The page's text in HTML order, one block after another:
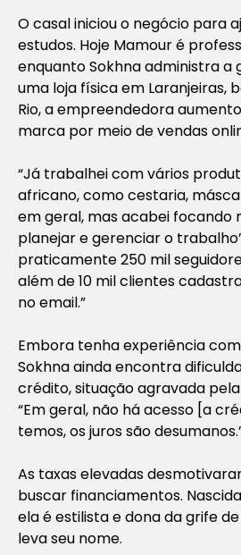
O casal iniciou o negócio para
estudos. Hoje Mamour é
enquanto Sokhna administra a
uma loja física em Laranjeiras,
Rio, a empreendedora
marca por meio de vendas
“Já trabalhei com vários
africano, como cestaria,
em geral, mas acabei focando
planejar e gerenciar o
praticamente 250 mil
além de 10 mil clientes
no email.”
Embora tenha experiência
Sokhna ainda encontra
crédito, situação agravada
“Em geral, não há acesso [a
temos, os juros são
As taxas elevadas
buscar financiamentos.
ela é estilista e dona da grife
leva seu nome.